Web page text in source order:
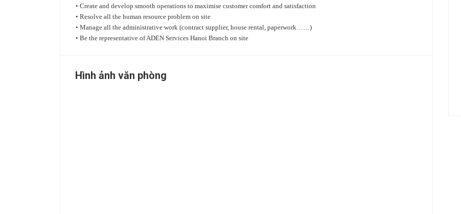
• Create and develop smooth operations to maximise customer comfort and satisfaction
• Resolve all the human resource problem on site
• Manage all the administrative work (contract supplier, house rental, paperwork……)
• Be the representative of ADEN Services Hanoi Branch on site
Hình ảnh văn phòng